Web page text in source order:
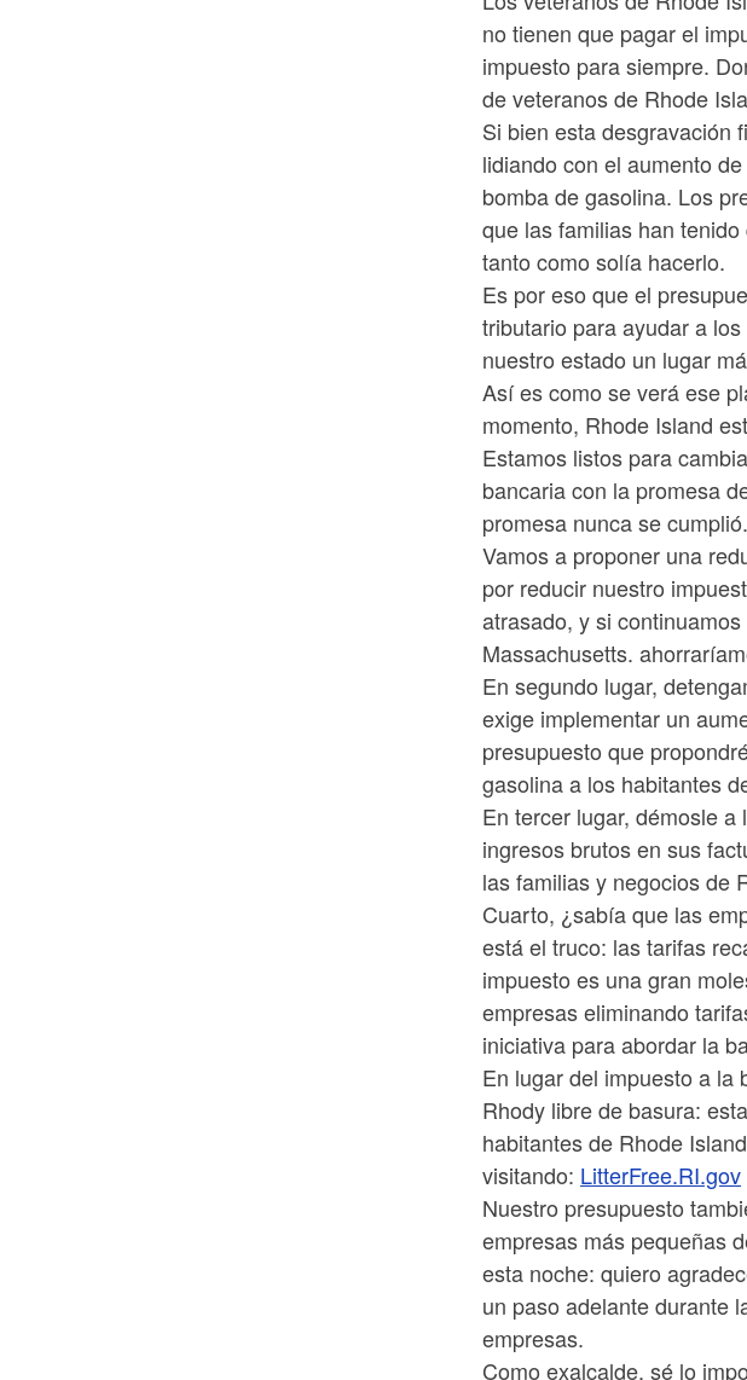
no tienen que pagar el
impuesto para siempre.
de veteranos de Rhode
Si bien esta desgravación
lidiando con el aumento
bomba de gasolina. Los
que las familias han
tanto como solía hacerlo.
Es por eso que el
tributario para ayudar a
nuestro estado un lugar
Así es como se verá ese
momento, Rhode Island
Estamos listos para
bancaria con la promesa
promesa nunca se
Vamos a proponer una
por reducir nuestro
atrasado, y si
Massachusetts.
En segundo lugar,
exige implementar un
presupuesto que
gasolina a los habitantes
En tercer lugar, démosle
ingresos brutos en sus
las familias y negocios de
Cuarto, ¿sabía que las
está el truco: las tarifas
impuesto es una gran
empresas eliminando
iniciativa para abordar la
En lugar del impuesto a la
Rhody libre de basura:
habitantes de Rhode
visitando: LitterFree.RI.gov
Nuestro presupuesto
empresas más pequeñas
esta noche: quiero
un paso adelante durante
empresas.
Como exalcalde, sé lo